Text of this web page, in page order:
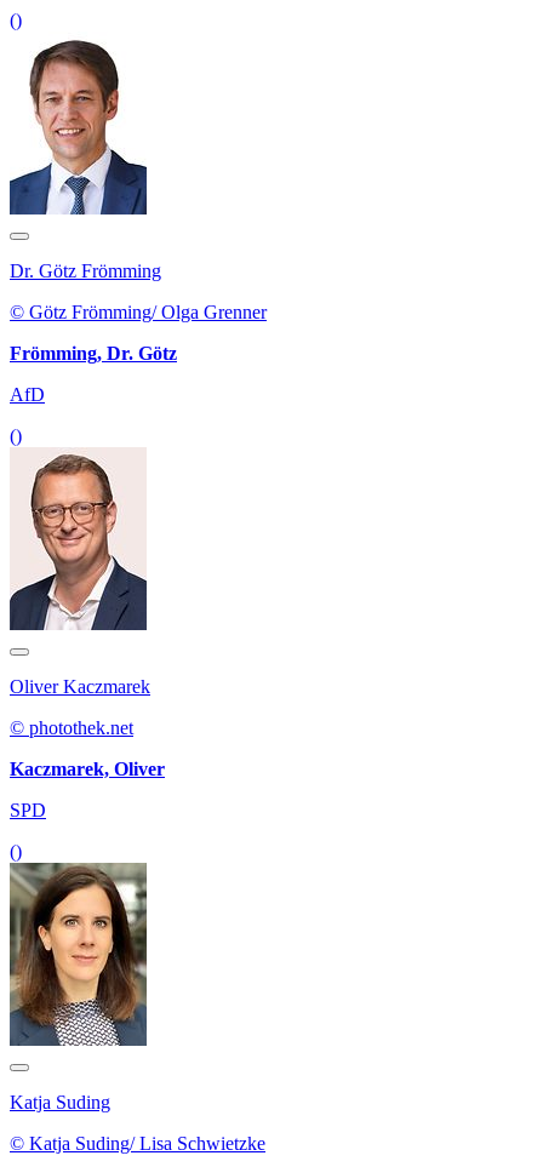
()
Dr. Götz Frömming
© Götz Frömming/ Olga Grenner
Frömming, Dr. Götz
AfD
()
Oliver Kaczmarek
© photothek.net
Kaczmarek, Oliver
SPD
()
Katja Suding
© Katja Suding/ Lisa Schwietzke